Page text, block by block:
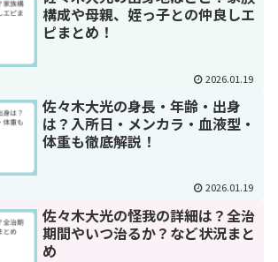
構成や母親、姪っ子との仲良しエ
ピまとめ！
2026.01.19
佐々木大光の身長・年齢・出身
は？入所日・メンカラ・血液型・
体重も徹底解説！
2026.01.19
佐々木大光の怪我の詳細は？全治
期間やいつ治るか？など状況まと
め